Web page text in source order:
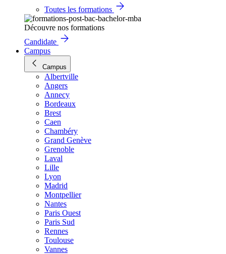
Toutes les formations
Découvre nos formations
Candidate
Campus
Campus
Albertville
Angers
Annecy
Bordeaux
Brest
Caen
Chambéry
Grand Genève
Grenoble
Laval
Lille
Lyon
Madrid
Montpellier
Nantes
Paris Ouest
Paris Sud
Rennes
Toulouse
Vannes